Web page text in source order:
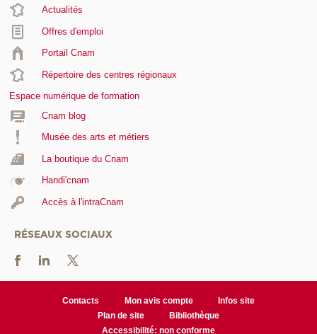
Actualités
Offres d'emploi
Portail Cnam
Répertoire des centres régionaux
Espace numérique de formation
Cnam blog
Musée des arts et métiers
La boutique du Cnam
Handi'cnam
Accès à l'intraCnam
RÉSEAUX SOCIAUX
Contacts Mon avis compte
Infos site
Plan de site
Bibliothèque
Accessibilité: non conforme